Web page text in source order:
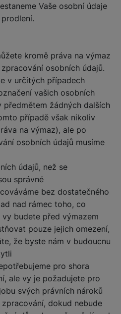
Vaše osobní údaje
kromě práva na výmaz
osobních údajů.
v určitých případech
vašich osobních
žádných dalších
případě však nikoliv
na výmaz), ale po
osobních údajů musíme
údajů, než se
správné
bez dostatečného
nad rámec toho, co
budete před výmazem
pouze jejich omezení,
že byste nám v budoucnu
pro shora
ale vy je požadujete pro
svých právních nároků
dokud nebude